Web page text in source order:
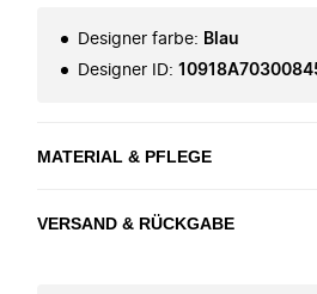
Designer farbe: Blau
Designer ID:
MATERIAL & PFLEGE
VERSAND & RÜCKGABE